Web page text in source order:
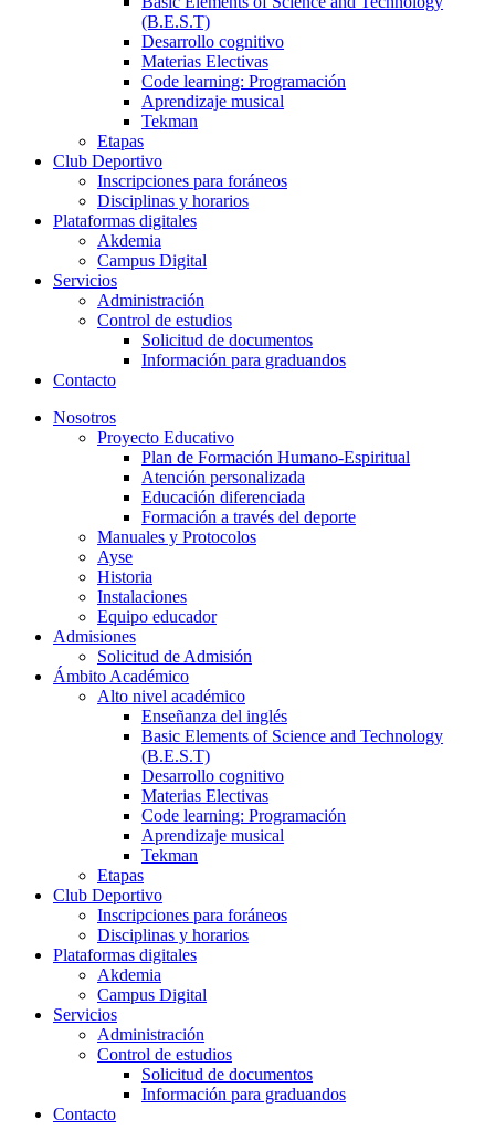
(B.E.S.T)
Desarrollo cognitivo
Materias Electivas
Code learning: Programación
Aprendizaje musical
Tekman
Etapas
Club Deportivo
Inscripciones para foráneos
Disciplinas y horarios
Plataformas digitales
Akdemia
Campus Digital
Servicios
Administración
Control de estudios
Solicitud de documentos
Información para graduandos
Contacto
Nosotros
Proyecto Educativo
Plan de Formación Humano-Espiritual
Atención personalizada
Educación diferenciada
Formación a través del deporte
Manuales y Protocolos
Ayse
Historia
Instalaciones
Equipo educador
Admisiones
Solicitud de Admisión
Ámbito Académico
Alto nivel académico
Enseñanza del inglés
Basic Elements of Science and Technology
(B.E.S.T)
Desarrollo cognitivo
Materias Electivas
Code learning: Programación
Aprendizaje musical
Tekman
Etapas
Club Deportivo
Inscripciones para foráneos
Disciplinas y horarios
Plataformas digitales
Akdemia
Campus Digital
Servicios
Administración
Control de estudios
Solicitud de documentos
Información para graduandos
Contacto